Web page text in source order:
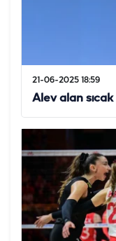
21-06-2025 18:59
Alev alan